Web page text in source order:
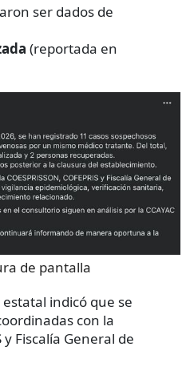
ser dados de
(reportada en
de pantalla
indicó que se
con la
y Fiscalía General de